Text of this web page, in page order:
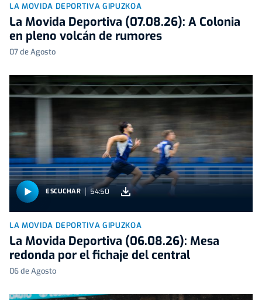
LA MOVIDA DEPORTIVA GIPUZKOA
La Movida Deportiva (07.08.26): A Colonia
en pleno volcán de rumores
07 de Agosto
ESCUCHAR 54:50
LA MOVIDA DEPORTIVA GIPUZKOA
La Movida Deportiva (06.08.26): Mesa
redonda por el fichaje del central
06 de Agosto